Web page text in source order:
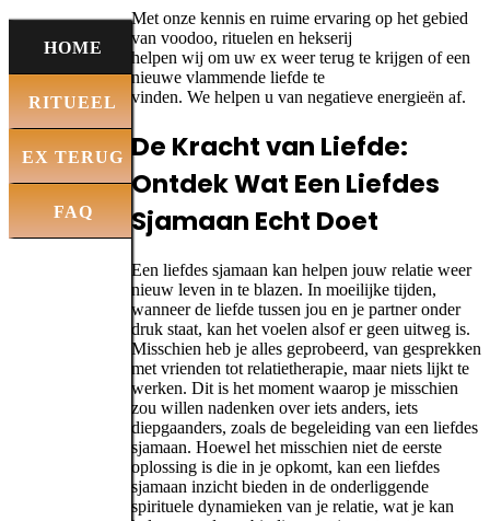
HOME
RITUEEL
BESTELLEN
EX TERUG
MAGIE
FAQ
Met onze kennis en ruime ervaring op het gebied
van voodoo, rituelen en hekserij
helpen wij om uw ex weer terug te krijgen of een
nieuwe vlammende liefde te
vinden. We helpen u van negatieve energieën af.
De Kracht van Liefde:
Ontdek Wat Een Liefdes
Sjamaan Echt Doet
Een liefdes sjamaan kan helpen jouw relatie weer
nieuw leven in te blazen. In moeilijke tijden,
wanneer de liefde tussen jou en je partner onder
druk staat, kan het voelen alsof er geen uitweg is.
Misschien heb je alles geprobeerd, van gesprekken
met vrienden tot relatietherapie, maar niets lijkt te
werken. Dit is het moment waarop je misschien
zou willen nadenken over iets anders, iets
diepgaanders, zoals de begeleiding van een liefdes
sjamaan. Hoewel het misschien niet de eerste
oplossing is die in je opkomt, kan een liefdes
sjamaan inzicht bieden in de onderliggende
spirituele dynamieken van je relatie, wat je kan